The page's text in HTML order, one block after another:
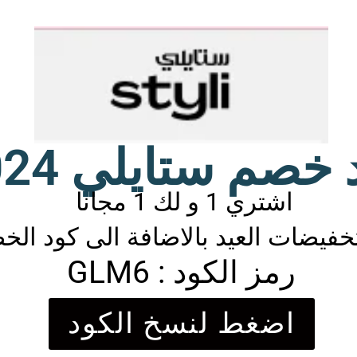
ستايلي 2024
اشتري 1 و لك 1 مجانا
العيد بالاضافة الى كود
رمز الكود : GLM6
اضغط لنسخ الكود